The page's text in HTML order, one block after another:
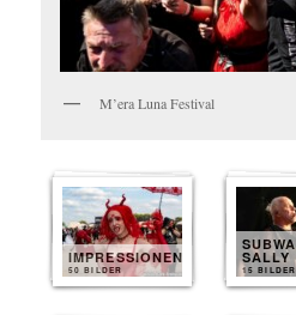
M’era Luna Festival
IMPRESSIONEN
50 BILDER
SALLY
15 BILDER